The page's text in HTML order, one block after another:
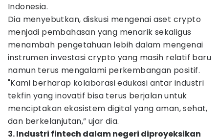
Indonesia.
Dia menyebutkan, diskusi mengenai aset crypto
menjadi pembahasan yang menarik sekaligus
menambah pengetahuan lebih dalam mengenai
instrumen investasi crypto yang masih relatif baru
namun terus mengalami perkembangan positif.
"Kami berharap kolaborasi edukasi antar industri
tekfin yang inovatif bisa terus berjalan untuk
menciptakan ekosistem digital yang aman, sehat,
dan berkelanjutan,” ujar dia.
3. Industri fintech dalam negeri diproyeksikan